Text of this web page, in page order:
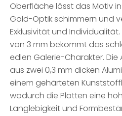
Oberfläche lässt das Motiv
Gold-Optik schimmern und
Exklusivität und
von 3 mm bekommt das
edlen Galerie-Charakter.
aus zwei 0,3 mm dicken
einem gehärteten
wodurch die Platten eine
Langlebigkeit und